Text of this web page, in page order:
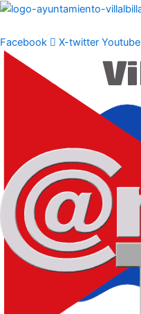
Ir
contenido
Facebook X-twitter Youtube